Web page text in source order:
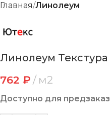
Главная Линолеум
Линолеум
762 ₽ м2
Доступно для